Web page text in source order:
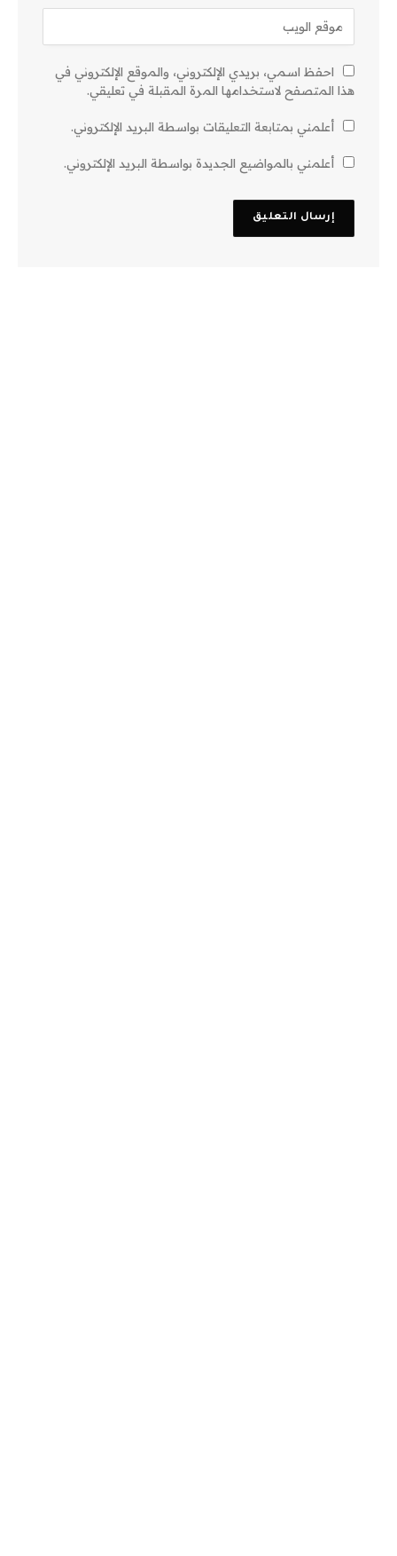
احفظ اسمي، بريدي الإلكتروني، والموقع الإلكتروني في
هذا المتصفح لاستخدامها المرة المقبلة في تعليقي.
أعلمني بمتابعة التعليقات بواسطة البريد الإلكتروني.
أعلمني بالمواضيع الجديدة بواسطة البريد الإلكتروني.